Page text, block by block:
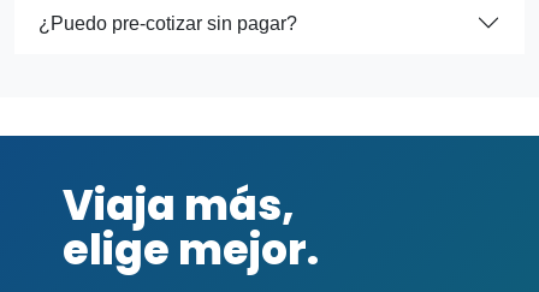
¿Puedo pre-cotizar sin pagar?
Viaja más,
elige mejor.